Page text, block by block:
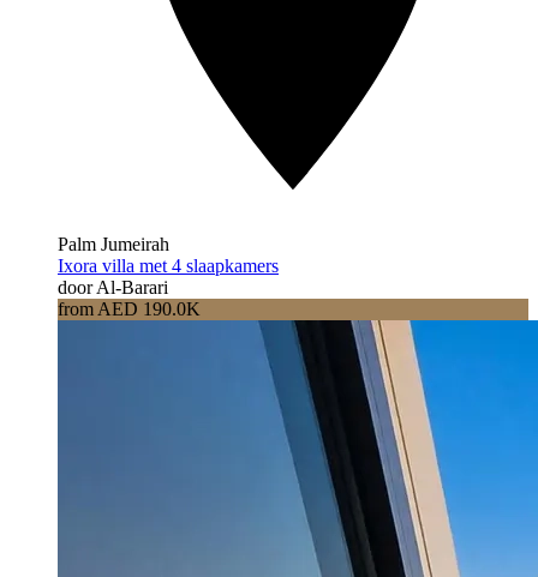
Palm Jumeirah
Ixora villa met 4 slaapkamers
door Al-Barari
from AED 190.0K